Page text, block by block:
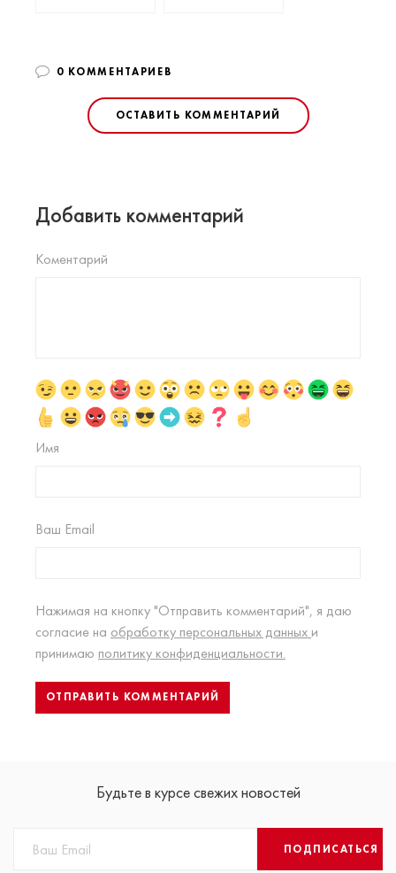
0 КОММЕНТАРИЕВ
ОСТАВИТЬ КОММЕНТАРИЙ
Добавить комментарий
Коментарий
Имя
Ваш Email
Нажимая на кнопку "Отправить комментарий", я даю
согласие на обработку персональных данных и
принимаю политику конфиденциальности.
Будьте в курсе свежих новостей
ПОДПИСАТЬСЯ